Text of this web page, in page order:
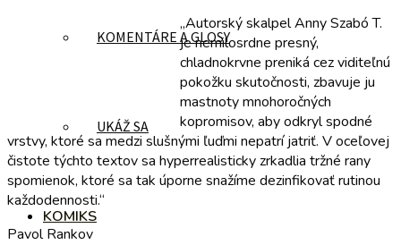
KOMENTÁRE A GLOSY
UKÁŽ SA
KOMIKS
„Autorský skalpel Anny Szabó T.
je nemilosrdne presný,
chladnokrvne preniká cez viditeľnú
pokožku skutočnosti, zbavuje ju
mastnoty mnohoročných
kopromisov, aby odkryl spodné
vrstvy, ktoré sa medzi slušnými ľuďmi nepatrí jatriť. V oceľovej
čistote týchto textov sa hyperrealisticky zrkadlia tržné rany
spomienok, ktoré sa tak úporne snažíme dezinfikovať rutinou
každodennosti.“
Pavol Rankov